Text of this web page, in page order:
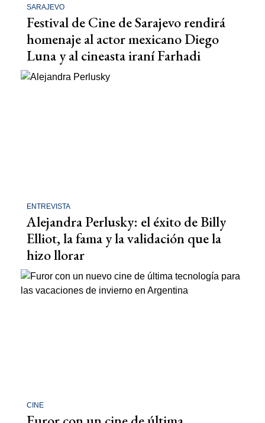
SARAJEVO
Festival de Cine de Sarajevo rendirá
homenaje al actor mexicano Diego
Luna y al cineasta iraní Farhadi
ENTREVISTA
Alejandra Perlusky: el éxito de Billy
Elliot, la fama y la validación que la
hizo llorar
CINE